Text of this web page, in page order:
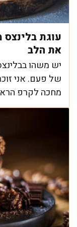
עוגת
את הלב
יש משהו
של פעם. אני
מחכה לקרפ